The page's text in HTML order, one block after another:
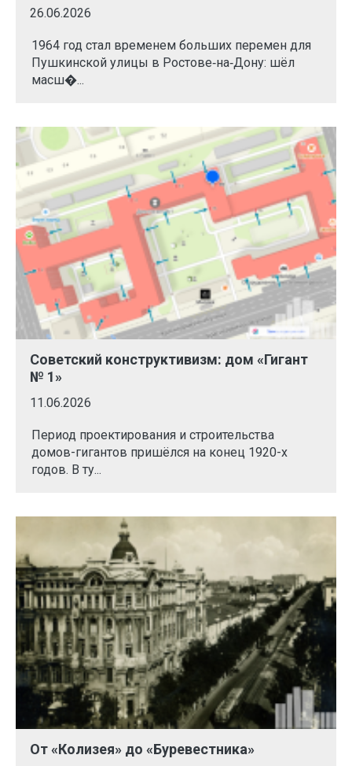
26.06.2026
1964 год стал временем больших перемен для
Пушкинской улицы в Ростове‑на‑Дону: шёл
масш�...
Советский конструктивизм: дом «Гигант
№ 1»
11.06.2026
Период проектирования и строительства
домов-гигантов пришёлся на конец 1920-х
годов. В ту...
От «Колизея» до «Буревестника»